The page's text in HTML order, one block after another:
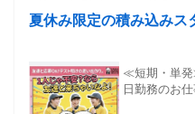
夏休み限定の積み込みス
≪短期・単
日勤務のお